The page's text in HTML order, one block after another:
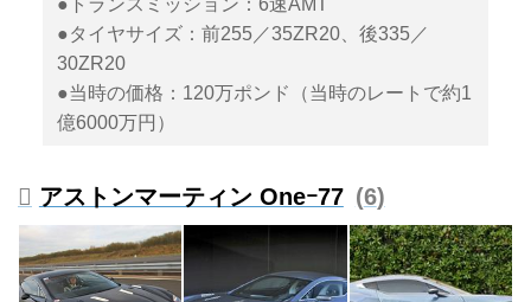
●タイヤサイズ：前255／35ZR20、後335／
30ZR20
●当時の価格：120万ポンド（当時のレートで約1
億6000万円）
アストンマーティン Oneｰ77 6